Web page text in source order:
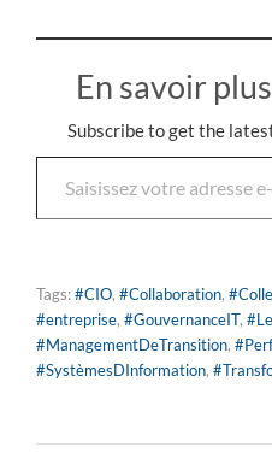
En savoir
Subscribe to get the
Tags:#CIO, #Collaboration,
#entreprise, #GouvernanceIT,
#ManagementDeTransition,
#SystèmesDInformation,